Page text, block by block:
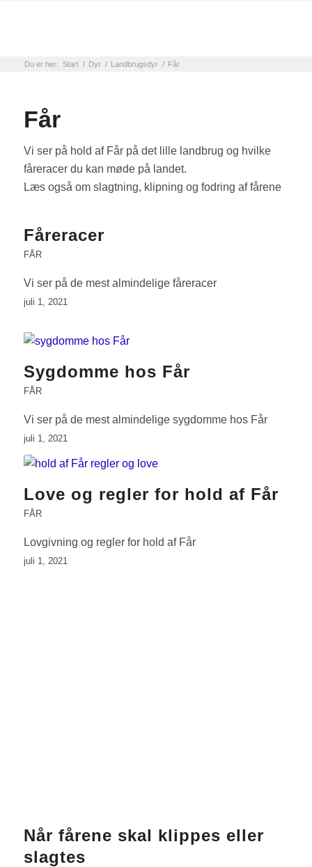
Du er her: Start / Dyr / Landbrugsdyr / Får
Får
Vi ser på hold af Får på det lille landbrug og hvilke
fåreracer du kan møde på landet.
Læs også om slagtning, klipning og fodring af fårene
Fåreracer
FÅR
Vi ser på de mest almindelige fåreracer
juli 1, 2021
Sygdomme hos Får
FÅR
Vi ser på de mest almindelige sygdomme hos Får
juli 1, 2021
Love og regler for hold af Får
FÅR
Lovgivning og regler for hold af Får
juli 1, 2021
Når fårene skal klippes eller
slagtes